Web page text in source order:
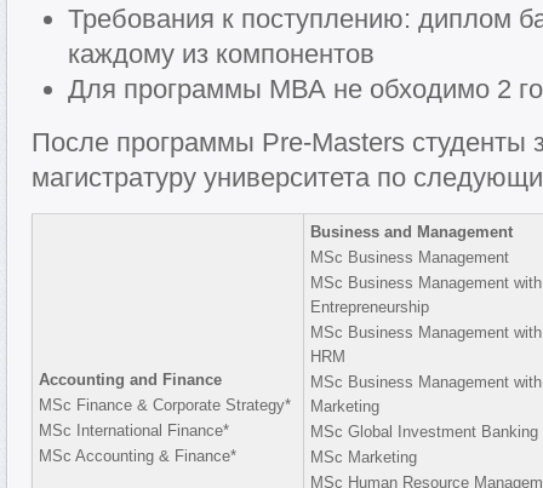
Требования к поступлению: диплом
каждому из компонентов
Для программы МВА не обходимо 2
После программы Pre-Masters студенты
магистратуру университета по
Accounting and Finance
MSc Finance & Corporate Strategy*
MSc International Finance*
MSc Accounting & Finance*
Business and Management
MSc Business Management
MSc Business Management with
Entrepreneurship
MSc Business Management with
HRM
MSc Business Management with
Marketing
MSc Global Investment Banking
MSc Marketing
MSc Human Resource